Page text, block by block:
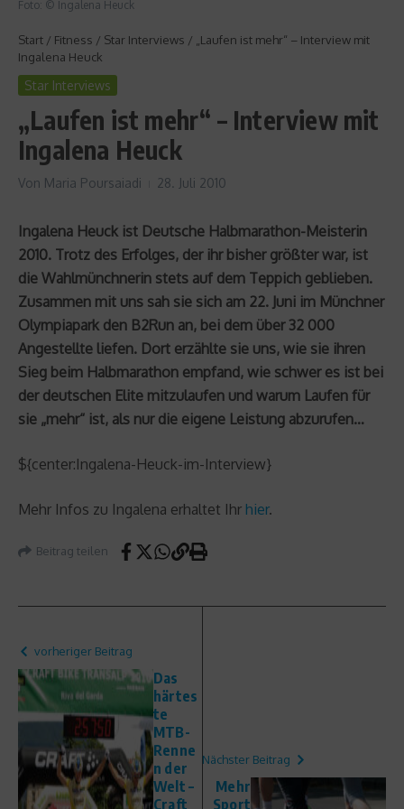
Foto: © Ingalena Heuck
Start / Fitness / Star Interviews /
„Laufen ist mehr“ – Interview mit
Ingalena Heuck
Star Interviews
„Laufen ist mehr“ – Interview mit
Ingalena Heuck
Von Maria Poursaiadi 28. Juli 2010
Ingalena Heuck ist Deutsche Halbmarathon-Meisterin
2010. Trotz des Erfolges, der ihr bisher größter war, ist
die Wahlmünchnerin stets auf dem Teppich geblieben.
Zusammen mit uns sah sie sich am 22. Juni im Münchner
Olympiapark den B2Run an, bei dem über 32 000
Angestellte liefen. Dort erzählte sie uns, wie sie ihren
Sieg beim Halbmarathon empfand, wie schwer es ist bei
der deutschen Elite mitzulaufen und warum Laufen für
sie „mehr“ ist, als nur die eigene Leistung abzurufen…
${center:Ingalena-Heuck-im-Interview}
Mehr Infos zu Ingalena erhaltet Ihr hier.
Beitrag teilen
vorheriger Beitrag
Das
härtes
te
MTB-
Renne
n der
Welt –
Craft
Nächster Beitrag
Mehr
Sport